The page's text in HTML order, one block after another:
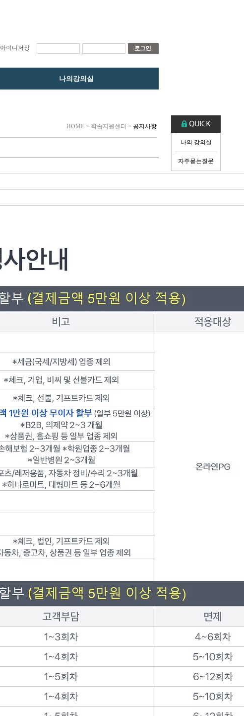
아이디저장
나의강의실
HOME > 학습지원센터 > 공지사항
나의 강의실
자주묻는질문